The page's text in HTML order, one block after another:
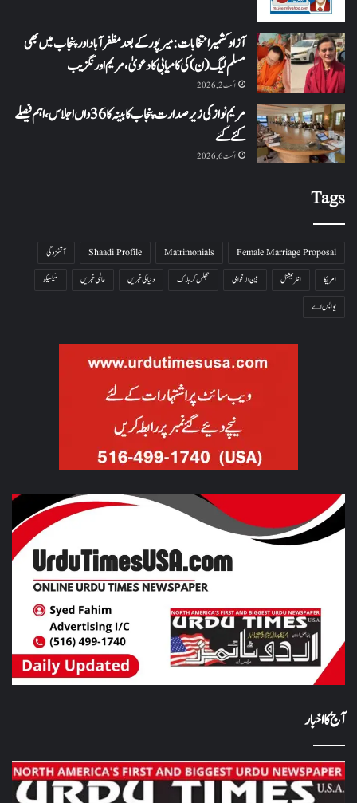
آزاد کشمیر انتخابات: میرپور کے بعد مظفرآباد اور پنجاب میں بھی
مسلم لیگ (ن) کی کامیابی کا دعویٰ، مریم اورنگزیب
اگست 2, 2026
مریم نواز کی زیر صدارت پنجاب کابینہ کا 36واں اجلاس،اہم فیصلے
کئے گئے
اگست 6, 2026
Tags
Female Marriage Proposal
Matrimonials
Shaadi Profile
آتشزدگی
امریکا
انٹرنیشنل بین الاقوامی جھلس کر ہلاک دنیا کی خبریں عالمی خبریں
میکسیکو
یو ایس اے
آج کا اخبار